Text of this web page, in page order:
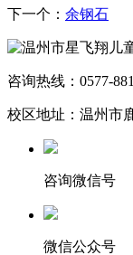
下一个： 余钢石
咨询热线：0577-
校区地址：温州市
咨询微信号
微信公众号